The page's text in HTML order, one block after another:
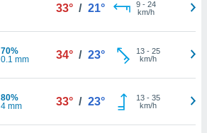
33° / 21° 9- 24
km/h
70%
0.1 mm
34° / 23° 13- 25
km/h
80%
4 mm
33° / 23° 13- 35
km/h